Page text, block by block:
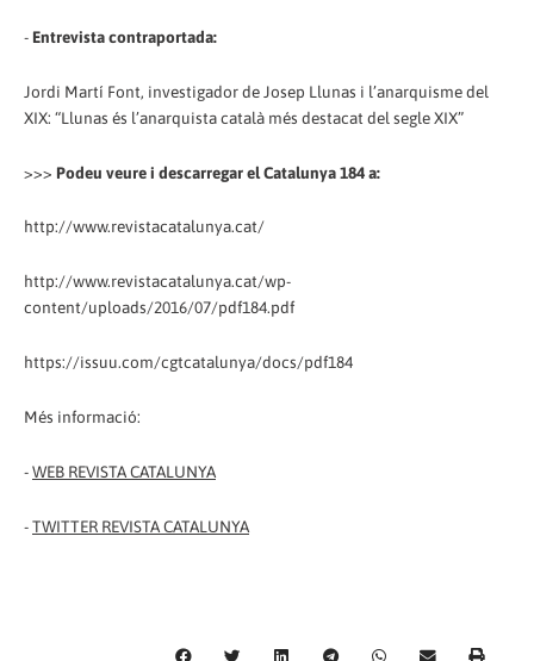
- Entrevista contraportada:
Jordi Martí Font, investigador de Josep Llunas i l’anarquisme del
XIX: “Llunas és l’anarquista català més destacat del segle XIX”
>>> Podeu veure i descarregar el Catalunya 184 a:
http://www.revistacatalunya.cat/
http://www.revistacatalunya.cat/wp-
content/uploads/2016/07/pdf184.pdf
https://issuu.com/cgtcatalunya/docs/pdf184
Més informació:
-WEB REVISTA CATALUNYA
-TWITTER REVISTA CATALUNYA